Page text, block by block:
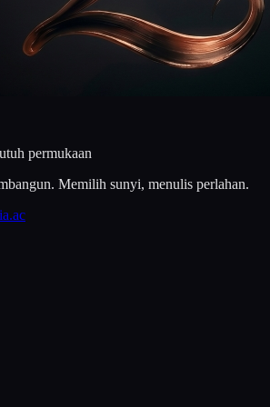
permukaan
Memilih sunyi, menulis perlahan.